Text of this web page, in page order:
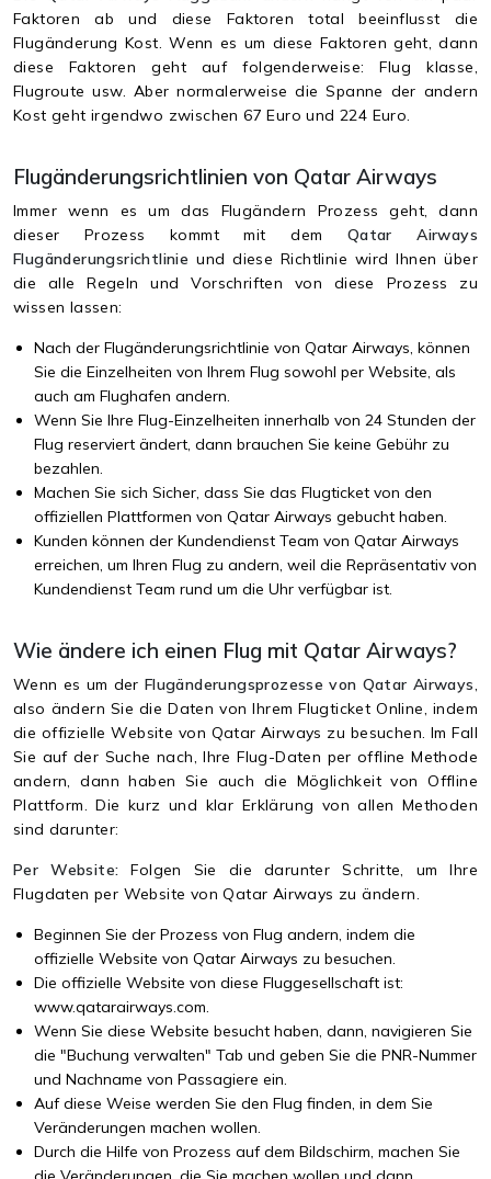
Faktoren ab und diese Faktoren total beeinflusst die
Flugänderung Kost. Wenn es um diese Faktoren geht, dann
diese Faktoren geht auf folgenderweise: Flug klasse,
Flugroute usw. Aber normalerweise die Spanne der andern
Kost geht irgendwo zwischen 67 Euro und 224 Euro.
Flugänderungsrichtlinien von Qatar Airways
Immer wenn es um das Flugändern Prozess geht, dann
dieser Prozess kommt mit dem Qatar Airways
Flugänderungsrichtlinie und diese Richtlinie wird Ihnen über
die alle Regeln und Vorschriften von diese Prozess zu
wissen lassen:
Nach der Flugänderungsrichtlinie von Qatar Airways, können
Sie die Einzelheiten von Ihrem Flug sowohl per Website, als
auch am Flughafen andern.
Wenn Sie Ihre Flug-Einzelheiten innerhalb von 24 Stunden der
Flug reserviert ändert, dann brauchen Sie keine Gebühr zu
bezahlen.
Machen Sie sich Sicher, dass Sie das Flugticket von den
offiziellen Plattformen von Qatar Airways gebucht haben.
Kunden können der Kundendienst Team von Qatar Airways
erreichen, um Ihren Flug zu andern, weil die Repräsentativ von
Kundendienst Team rund um die Uhr verfügbar ist.
Wie ändere ich einen Flug mit Qatar Airways?
Wenn es um der Flugänderungsprozesse von Qatar Airways
also ändern Sie die Daten von Ihrem Flugticket Online, indem
die offizielle Website von Qatar Airways zu besuchen. Im Fall
Sie auf der Suche nach, Ihre Flug-Daten per offline Methode
andern, dann haben Sie auch die Möglichkeit von Offline
Plattform. Die kurz und klar Erklärung von allen Methoden
sind darunter:
Per Website:Folgen Sie die darunter Schritte, um Ihre
Flugdaten per Website von Qatar Airways zu ändern.
Beginnen Sie der Prozess von Flug andern, indem die
offizielle Website von Qatar Airways zu besuchen.
Die offizielle Website von diese Fluggesellschaft ist:
www.qatarairways.com.
Wenn Sie diese Website besucht haben, dann, navigieren Sie
die "Buchung verwalten" Tab und geben Sie die PNR-Nummer
und Nachname von Passagiere ein.
Auf diese Weise werden Sie den Flug finden, in dem Sie
Veränderungen machen wollen.
Durch die Hilfe von Prozess auf dem Bildschirm, machen Sie